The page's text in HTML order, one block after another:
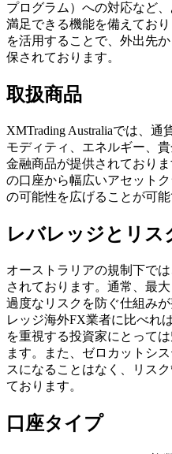
プログラム）への対応など
満足できる機能を備えてお
を活用することで、外出先
保されております。
取扱商品
XMTrading Australiaでは、
モディティ、エネルギー、
金融商品が提供されており
の口座から幅広いアセット
の可能性を広げることが可能
レバレッジとリス
オーストラリアの規制下で
されております。通常、最
過度なリスクを防ぐ仕組み
レッジ海外FX業者に比べれ
を重視する投資家にとって
ます。また、ゼロカットシ
スになることはなく、リス
ております。
口座タイプ